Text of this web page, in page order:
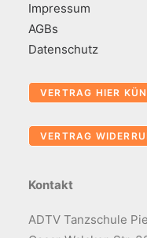
Impressum
AGBs
Datenschutz
Kontakt
ADTV Tanzschule